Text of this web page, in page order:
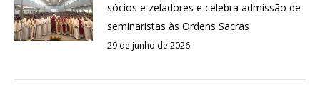
sócios e zeladores e celebra admissão de
seminaristas às Ordens Sacras
29 de junho de 2026